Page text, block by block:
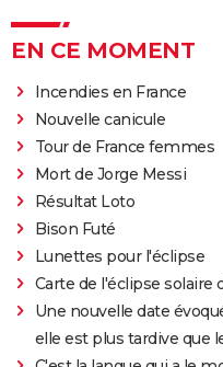
EN CE MOMENT
Incendies en France
Nouvelle canicule
Tour de France femmes
Mort de Jorge Messi
Résultat Loto
Bison Futé
Lunettes pour l'éclipse
Carte de l'éclipse solaire
Une nouvelle date
elle est plus tardive que